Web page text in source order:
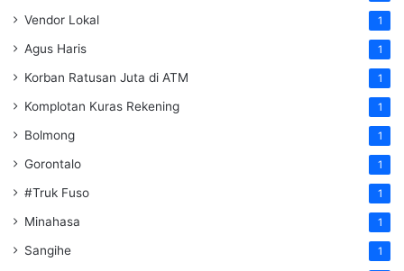
Vendor Lokal 1
Agus Haris 1
Korban Ratusan Juta di ATM 1
Komplotan Kuras Rekening 1
Bolmong 1
Gorontalo 1
#Truk Fuso 1
Minahasa 1
Sangihe 1